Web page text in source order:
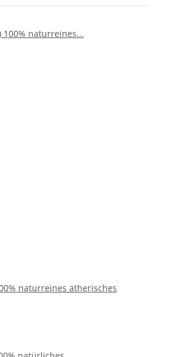
naturreines ätherisches